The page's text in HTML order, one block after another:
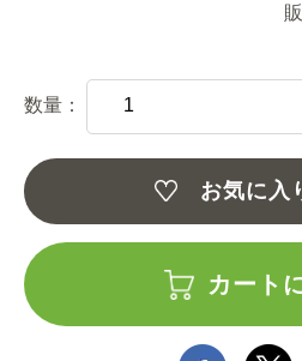
数量：
お気に入
カート